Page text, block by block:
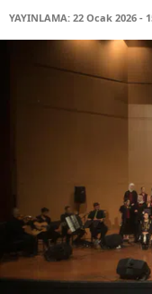
YAYINLAMA: 22 Ocak 2026 -